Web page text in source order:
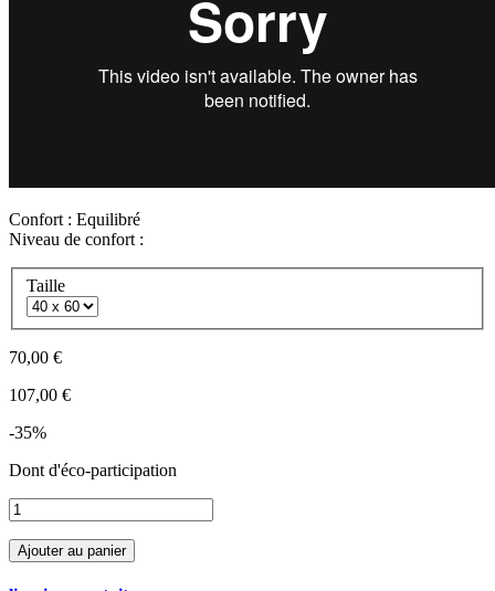
Confort : Equilibré
Niveau de confort :
Taille
70,00 €
107,00 €
-35%
Dont d'éco-participation
Ajouter au panier